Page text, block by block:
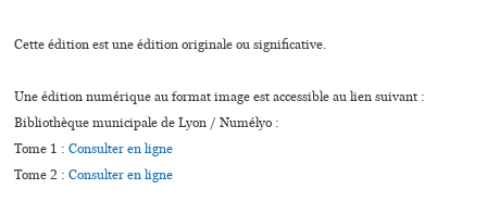
Cette édition est une édition originale ou significative.
Une édition numérique au format image est accessible au lien suivant :
Bibliothèque municipale de Lyon / Numélyo :
Tome 1 :Consulter en ligne
Tome 2 :Consulter en ligne